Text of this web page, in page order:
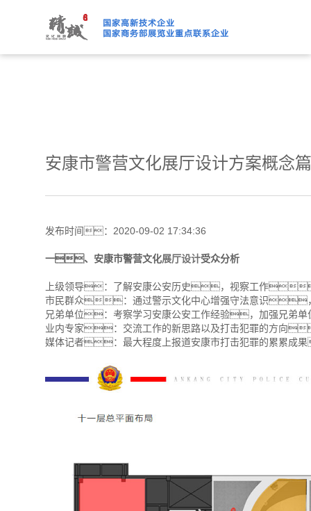
91桃色APP下载免费版,91
安康市警营文化展厅设计方案概念篇
发布时间：2020-09-02 17:34:36
一、安康市警营文化展厅设计受众分析
上级领导：了解安康公安历史，视察工作
市民群众：通过警示文化中心增强守法意识
兄弟单位：考察学习安康公安工作经验，加强兄弟
业内专家：交流工作的新思路以及打击犯罪的方向
媒体记者：最大程度上报道安康市打击犯罪的累累